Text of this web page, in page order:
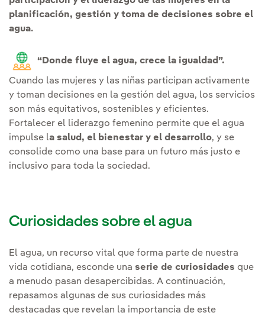
planificación, gestión y toma de decisiones sobre el
agua.
“Donde fluye el agua, crece la igualdad”.
Cuando las mujeres y las niñas participan activamente
y toman decisiones en la gestión del agua, los servicios
son más equitativos, sostenibles y eficientes.
Fortalecer el liderazgo femenino permite que el agua
impulse la salud, el bienestar y el desarrollo, y se
consolide como una base para un futuro más justo e
inclusivo para toda la sociedad.
Curiosidades sobre el agua
El agua, un recurso vital que forma parte de nuestra
vida cotidiana, esconde una serie de curiosidades que
a menudo pasan desapercibidas. A continuación,
repasamos algunas de sus curiosidades más
destacadas que revelan la importancia de este